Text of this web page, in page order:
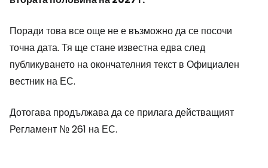
Поради това все още не е възможно да се посочи
точна дата. Тя ще стане известна едва след
публикуването на окончателния текст в Официален
вестник на ЕС.
Дотогава продължава да се прилага действащият
Регламент № 261 на ЕС.